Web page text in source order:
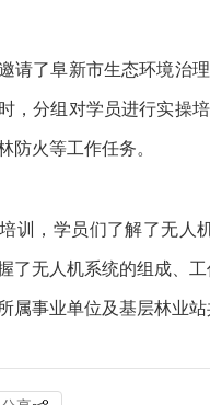
了阜新市生态环境治理
，分组对学员进行实操
防火等工作任务。
，学员们了解了无人机
了无人机系统的组成、
事业单位及基层林业站